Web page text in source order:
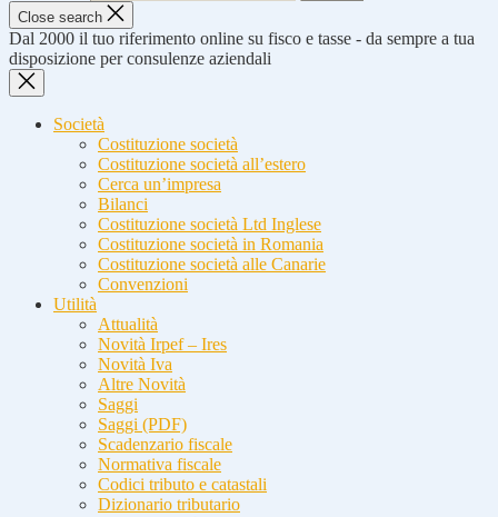
Close search
Dal 2000 il tuo riferimento online su fisco e tasse - da sempre a tua
disposizione per consulenze aziendali
Società
Costituzione società
Costituzione società all’estero
Cerca un’impresa
Bilanci
Costituzione società Ltd Inglese
Costituzione società in Romania
Costituzione società alle Canarie
Convenzioni
Utilità
Attualità
Novità Irpef – Ires
Novità Iva
Altre Novità
Saggi
Saggi (PDF)
Scadenzario fiscale
Normativa fiscale
Codici tributo e catastali
Dizionario tributario